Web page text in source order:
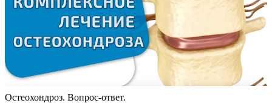
Остеохондроз. Вопрос-ответ.